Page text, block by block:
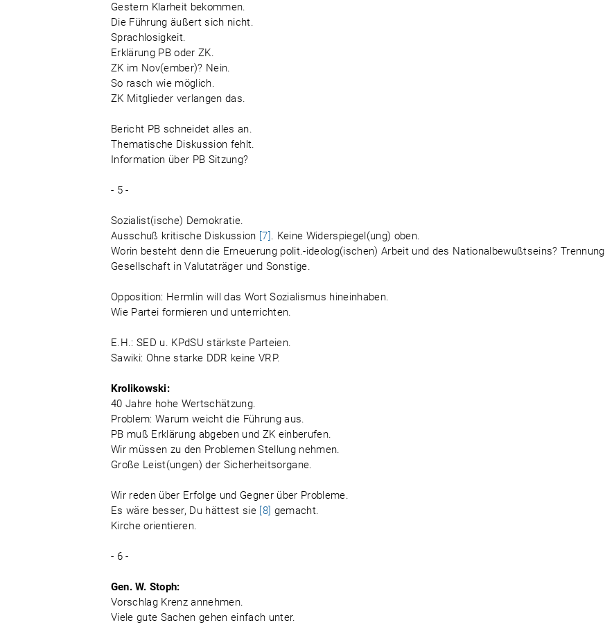
Gestern Klarheit bekommen.
Die Führung äußert sich nicht.
Sprachlosigkeit.
Erklärung PB oder ZK.
ZK im Nov(ember)? Nein.
So rasch wie möglich.
ZK Mitglieder verlangen das.
Bericht PB schneidet alles an.
Thematische Diskussion fehlt.
Information über PB Sitzung?
- 5 -
Sozialist(ische) Demokratie.
Ausschuß kritische Diskussion [7]. Keine Widerspiegel(ung) oben.
Worin besteht denn die Erneuerung polit.-ideolog(ischen) Arbeit und des Nationalbewußtseins? Trennung
Gesellschaft in Valutaträger und Sonstige.
Opposition: Hermlin will das Wort Sozialismus hineinhaben.
Wie Partei formieren und unterrichten.
E.H.: SED u. KPdSU stärkste Parteien.
Sawiki: Ohne starke DDR keine VRP.
Krolikowski:
40 Jahre hohe Wertschätzung.
Problem: Warum weicht die Führung aus.
PB muß Erklärung abgeben und ZK einberufen.
Wir müssen zu den Problemen Stellung nehmen.
Große Leist(ungen) der Sicherheitsorgane.
Wir reden über Erfolge und Gegner über Probleme.
Es wäre besser, Du hättest sie [8] gemacht.
Kirche orientieren.
- 6 -
Gen. W. Stoph:
Vorschlag Krenz annehmen.
Viele gute Sachen gehen einfach unter.